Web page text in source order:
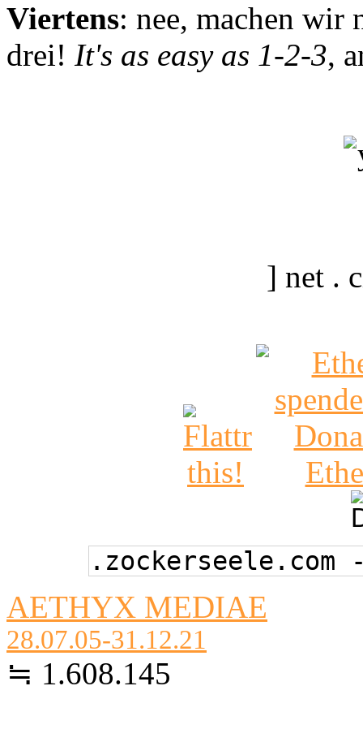
Viertens: nee, machen wir
drei! It's as easy as 1-2-3,
] net .
AETHYX MEDIAE
28.07.05-31.12.21
≒ 1.608.145